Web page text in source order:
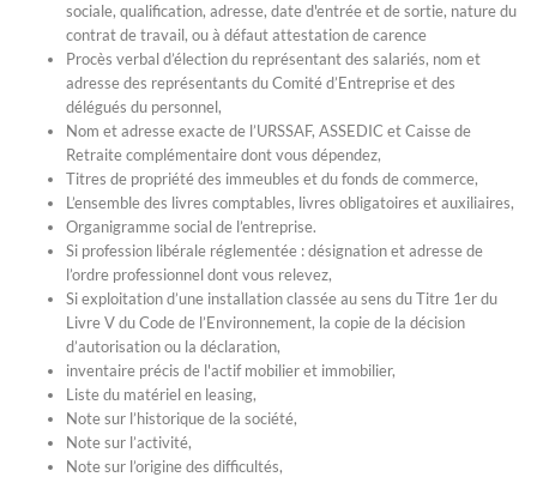
sociale, qualification, adresse, date d'entrée et de sortie, nature du
contrat de travail, ou à défaut attestation de carence
Procès verbal d’élection du représentant des salariés, nom et
adresse des représentants du Comité d’Entreprise et des
délégués du personnel,
Nom et adresse exacte de l’URSSAF, ASSEDIC et Caisse de
Retraite complémentaire dont vous dépendez,
Titres de propriété des immeubles et du fonds de commerce,
L’ensemble des livres comptables, livres obligatoires et auxiliaires,
Organigramme social de l’entreprise.
Si profession libérale réglementée : désignation et adresse de
l’ordre professionnel dont vous relevez,
Si exploitation d’une installation classée au sens du Titre 1er du
Livre V du Code de l’Environnement, la copie de la décision
d’autorisation ou la déclaration,
inventaire précis de l'actif mobilier et immobilier,
Liste du matériel en leasing,
Note sur l’historique de la société,
Note sur l’activité,
Note sur l’origine des difficultés,